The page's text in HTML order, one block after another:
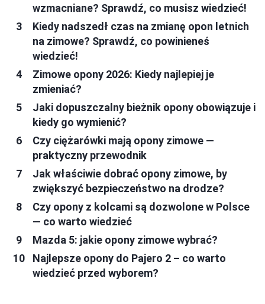
wzmacniane? Sprawdź, co musisz wiedzieć!
Kiedy nadszedł czas na zmianę opon letnich
na zimowe? Sprawdź, co powinieneś
wiedzieć!
Zimowe opony 2026: Kiedy najlepiej je
zmieniać?
Jaki dopuszczalny bieżnik opony obowiązuje i
kiedy go wymienić?
Czy ciężarówki mają opony zimowe —
praktyczny przewodnik
Jak właściwie dobrać opony zimowe, by
zwiększyć bezpieczeństwo na drodze?
Czy opony z kolcami są dozwolone w Polsce
— co warto wiedzieć
Mazda 5: jakie opony zimowe wybrać?
Najlepsze opony do Pajero 2 – co warto
wiedzieć przed wyborem?